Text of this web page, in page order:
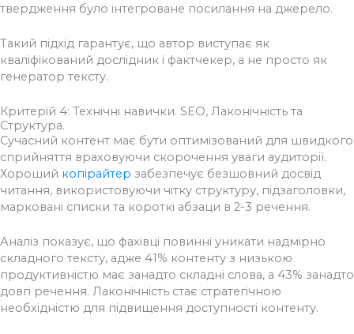
твердження було інтегроване посилання на джерело.
Такий підхід гарантує, що автор виступає як
кваліфікований дослідник і фактчекер, а не просто як
генератор тексту.
Критерій 4: Технічні навички. SEO, Лаконічність та
Структура.
Сучасний контент має бути оптимізований для швидкого
сприйняття враховуючи скорочення уваги аудиторії.
Хороший копірайтер забезпечує безшовний досвід
читання, використовуючи чітку структуру, підзаголовки,
марковані списки та короткі абзаци в 2-3 речення.
Аналіз показує, що фахівці повинні уникати надмірно
складного тексту, адже 41% контенту з низькою
продуктивністю має занадто складні слова, а 43% занадто
довгі речення. Лаконічність стає стратегічною
необхідністю для підвищення доступності контенту.